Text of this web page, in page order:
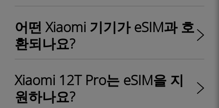
어떤 Xiaomi 기기가 eSIM과 호
환되나요?
Xiaomi 12T Pro는 eSIM을 지
원하나요?